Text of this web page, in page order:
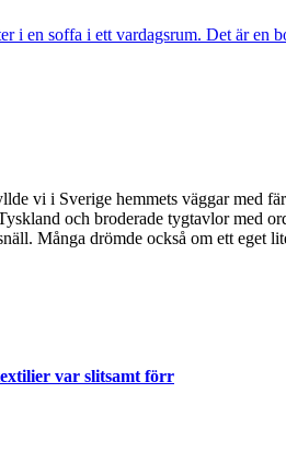
vi i Sverige hemmets väggar med
och broderade tygtavlor med
Många drömde också om ett eget
var slitsamt förr